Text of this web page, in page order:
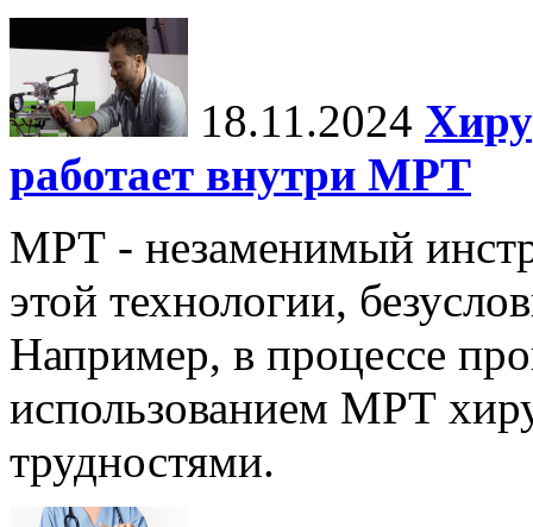
18.11.2024
работает внутри МРТ
МРТ - незаменимый
этой технологии,
Например, в процессе
использованием МРТ
трудностями.